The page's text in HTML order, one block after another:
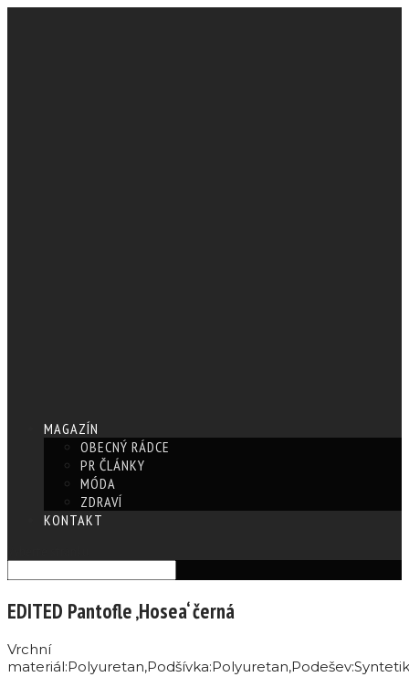
MAGAZÍN
OBECNÝ RÁDCE
PR ČLÁNKY
MÓDA
ZDRAVÍ
KONTAKT
EDITED Pantofle ‚Hosea‘ černá
Vrchní